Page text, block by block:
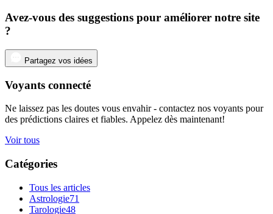
Avez-vous des suggestions pour améliorer notre site
?
Partagez vos idées
Voyants connecté
Ne laissez pas les doutes vous envahir - contactez nos voyants pour
des prédictions claires et fiables. Appelez dès maintenant!
Voir tous
Catégories
Tous les articles
Astrologie71
Tarologie48